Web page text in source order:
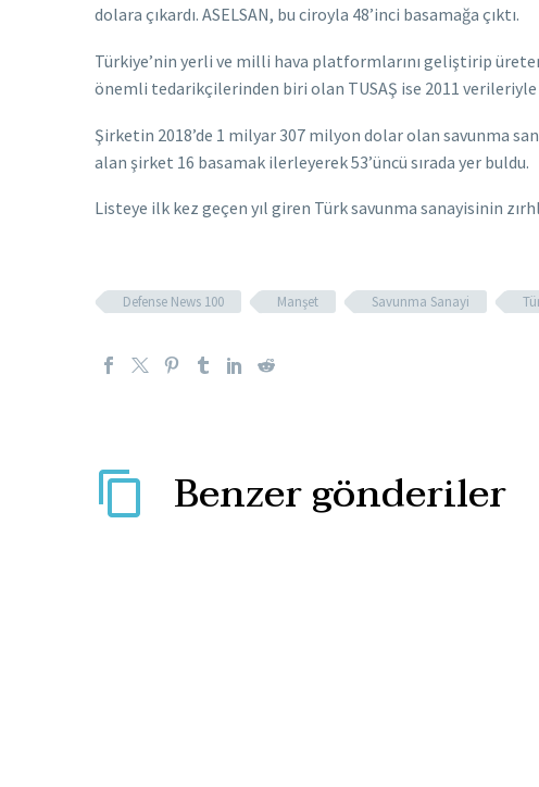
dolara çıkardı. ASELSAN, bu ciroyla 48’inci basamağa çıktı.
Türkiye’nin yerli ve milli hava platformlarını geliştirip
önemli tedarikçilerinden biri olan TUSAŞ ise 2011
Şirketin 2018’de 1 milyar 307 milyon dolar olan savunma
alan şirket 16 basamak ilerleyerek 53’üncü sırada yer buldu.
Listeye ilk kez geçen yıl giren Türk savunma sanayisinin
Defense News 100 Manşet Savunma Sanayi
Benzer gönderiler